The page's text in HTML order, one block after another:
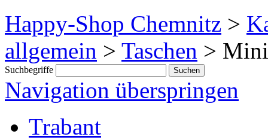
Happy-Shop Chemnitz >
allgemein > Taschen >
Suchbegriffe
Navigation überspringen
Trabant